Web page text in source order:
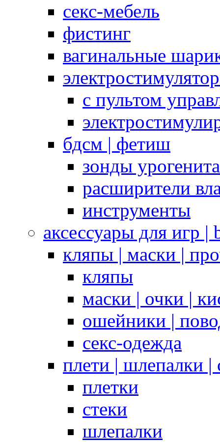
секс-мебель
фистинг
вагинальные
с пультом
бдсм | фетиш
зонды
расширители
инструменты
аксессуары для игр |
кляпы | маски |
кляпы
маски | очки |
ошейники |
секс-одежда
плети | шлепалки |
плетки
стеки
шлепалки